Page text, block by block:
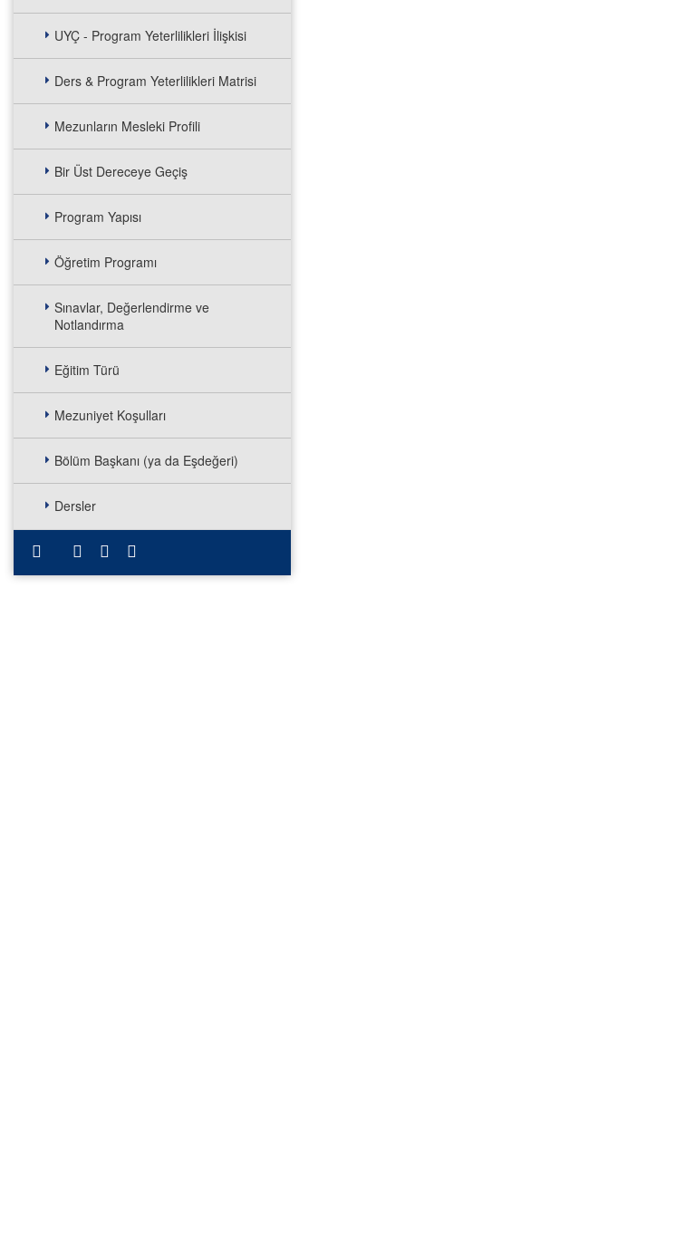
UYÇ - Program Yeterlilikleri İlişkisi
Ders & Program Yeterlilikleri Matrisi
Mezunların Mesleki Profili
Bir Üst Dereceye Geçiş
Program Yapısı
Öğretim Programı
Sınavlar, Değerlendirme ve
Notlandırma
Eğitim Türü
Mezuniyet Koşulları
Bölüm Başkanı (ya da Eşdeğeri)
Dersler